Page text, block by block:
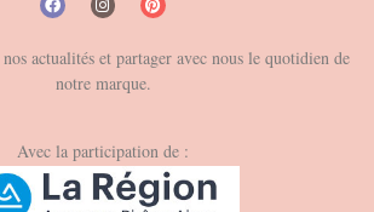
actualités et partager avec nous le quotidien de
notre marque.
Avec la participation de :